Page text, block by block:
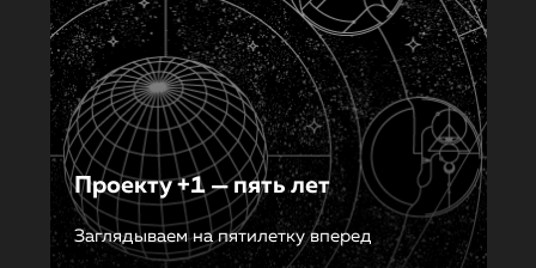
Проекту +1 — пять лет
Заглядываем на пятилетку вперед